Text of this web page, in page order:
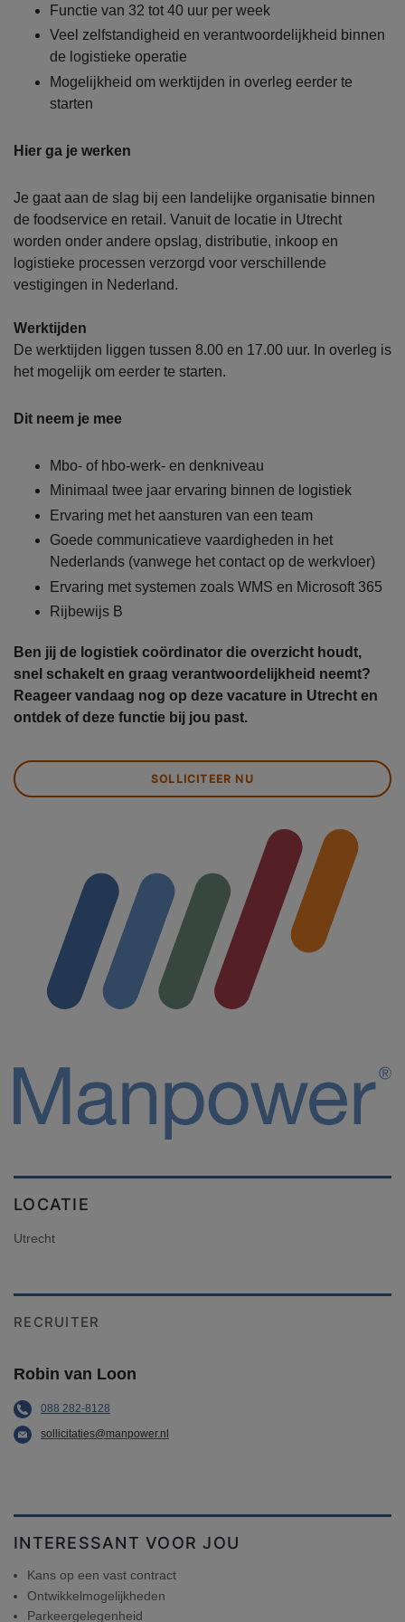
Functie van 32 tot 40 uur per week
Veel zelfstandigheid en verantwoordelijkheid binnen
de logistieke operatie
Mogelijkheid om werktijden in overleg eerder te
starten
Hier ga je werken
Je gaat aan de slag bij een landelijke organisatie binnen
de foodservice en retail. Vanuit de locatie in Utrecht
worden onder andere opslag, distributie, inkoop en
logistieke processen verzorgd voor verschillende
vestigingen in Nederland.
Werktijden
De werktijden liggen tussen 8.00 en 17.00 uur. In overleg is
het mogelijk om eerder te starten.
Dit neem je mee
Mbo- of hbo-werk- en denkniveau
Minimaal twee jaar ervaring binnen de logistiek
Ervaring met het aansturen van een team
Goede communicatieve vaardigheden in het
Nederlands (vanwege het contact op de werkvloer)
Ervaring met systemen zoals WMS en Microsoft 365
Rijbewijs B
Ben jij de logistiek coördinator die overzicht houdt,
snel schakelt en graag verantwoordelijkheid neemt?
Reageer vandaag nog op deze vacature in Utrecht en
ontdek of deze functie bij jou past.
SOLLICITEER NU
LOCATIE
Utrecht
RECRUITER
Robin van Loon
088 282-8128
sollicitaties@manpower.nl
INTERESSANT VOOR JOU
Kans op een vast contract
Ontwikkelmogelijkheden
Parkeergelegenheid